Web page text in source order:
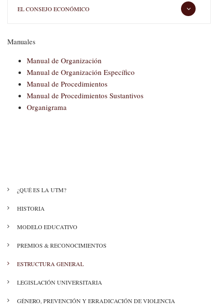
EL CONSEJO ECONÓMICO
Manuales
Manual de Organización
Manual de Organización Específico
Manual de Procedimientos
Manual de Procedimientos Sustantivos
Organigrama
MENÚ
UNIVERSIDAD
¿QUÉ ES LA UTM?
HISTORIA
MODELO EDUCATIVO
PREMIOS & RECONOCIMIENTOS
ESTRUCTURA GENERAL
LEGISLACIÓN UNIVERSITARIA
GÉNERO, PREVENCIÓN Y ERRADICACIÓN DE VIOLENCIA